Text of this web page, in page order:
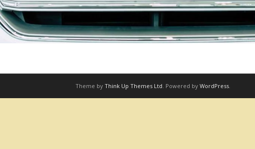
Theme by Think Up Themes Ltd. Powered by WordPress.